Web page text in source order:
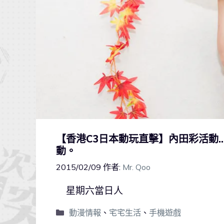
【香港C3日本動玩直擊】內田彩活
動。
2015/02/09 作者: Mr. Qoo
星期六當日人
動漫情報 、 宅宅生活、 手機遊戲